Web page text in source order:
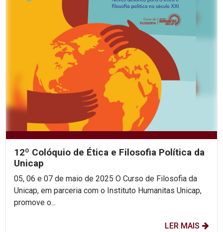
12º Colóquio de Ética e Filosofia Política da
Unicap
05, 06 e 07 de maio de 2025 O Curso de Filosofia da
Unicap, em parceria com o Instituto Humanitas Unicap,
promove o...
LER MAIS